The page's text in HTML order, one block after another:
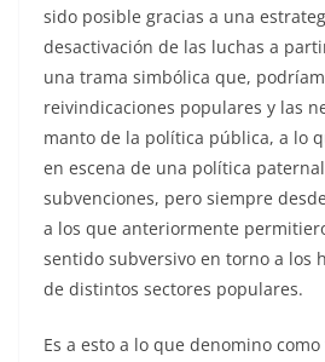
sido posible gracias a una
desactivación de las luchas a
una trama simbólica que,
reivindicaciones populares y las
manto de la política pública, a lo
en escena de una política
subvenciones, pero siempre
a los que anteriormente
sentido subversivo en torno a los
de distintos sectores populares.
Es a esto a lo que denomino